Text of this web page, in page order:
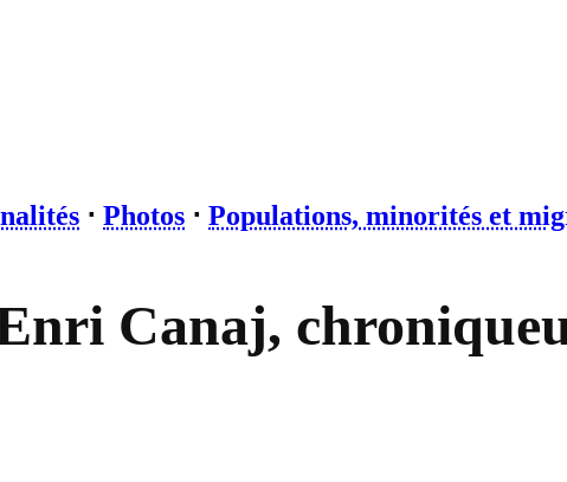
⋅ Photos ⋅ Populations, minorités et
Canaj,